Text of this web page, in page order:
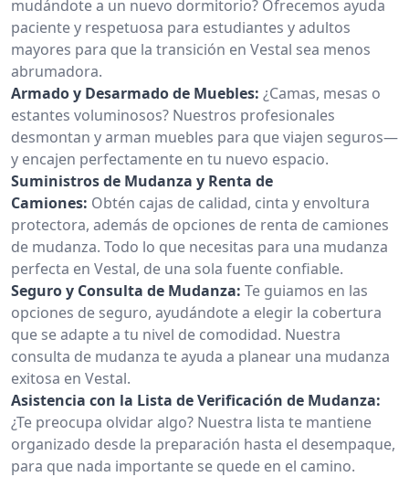
mudándote a un nuevo dormitorio? Ofrecemos ayuda
paciente y respetuosa para estudiantes y adultos
mayores para que la transición en Vestal sea menos
abrumadora.
Armado y Desarmado de Muebles: ¿Camas, mesas o
estantes voluminosos? Nuestros profesionales
desmontan y arman muebles para que viajen seguros—
y encajen perfectamente en tu nuevo espacio.
Suministros de Mudanza y Renta de
Camiones: Obtén cajas de calidad, cinta y envoltura
protectora, además de opciones de renta de camiones
de mudanza. Todo lo que necesitas para una mudanza
perfecta en Vestal, de una sola fuente confiable.
Seguro y Consulta de Mudanza: Te guiamos en las
opciones de seguro, ayudándote a elegir la cobertura
que se adapte a tu nivel de comodidad. Nuestra
consulta de mudanza te ayuda a planear una mudanza
exitosa en Vestal.
Asistencia con la Lista de Verificación de Mudanza:
¿Te preocupa olvidar algo? Nuestra lista te mantiene
organizado desde la preparación hasta el desempaque,
para que nada importante se quede en el camino.